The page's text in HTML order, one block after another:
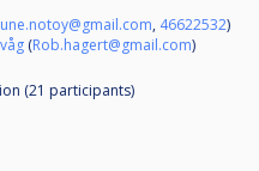
, 46622532)
(Rob.hagert@gmail.com)
(21 participants)